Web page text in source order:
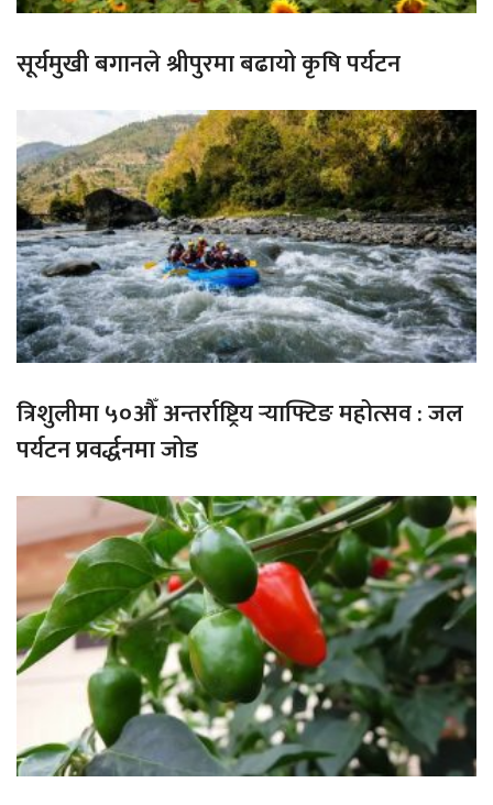
सूर्यमुखी बगानले श्रीपुरमा बढायो कृषि पर्यटन
त्रिशुलीमा ५०औँ अन्तर्राष्ट्रिय र्‍याफ्टिङ महोत्सव : जल
पर्यटन प्रवर्द्धनमा जोड